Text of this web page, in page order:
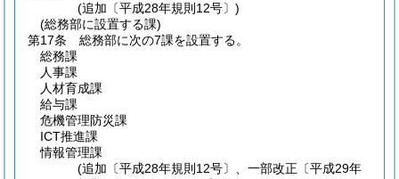
(追加〔平成28年規則12号〕)
(総務部に設置する課)
第17条
総務部に次の7課を設置する。
総務課
人事課
人材育成課
給与課
危機管理防災課
ICT推進課
情報管理課
(追加〔平成28年規則12号〕、一部改正〔平成29年